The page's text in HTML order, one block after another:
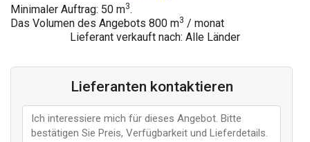
Minimaler Auftrag: 50 m3.
Das Volumen des Angebots 800 m3 / monat
Lieferant verkauft nach: Alle Länder
Lieferanten kontaktieren